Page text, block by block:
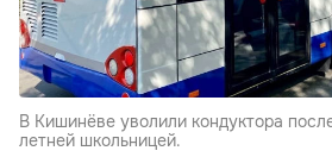
В Кишинёве уволили кондуктора
летней школьницей.